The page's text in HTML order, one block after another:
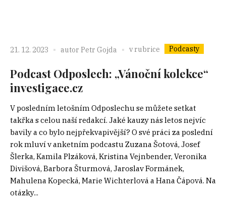
21. 12. 2023 autor Petr Gojda v rubrice Podcasty
Podcast Odposlech: „Vánoční kolekce“
investigace.cz
V posledním letošním Odposlechu se můžete setkat
takřka s celou naší redakcí. Jaké kauzy nás letos nejvíc
bavily a co bylo nejpřekvapivější? O své práci za poslední
rok mluví v anketním podcastu Zuzana Šotová, Josef
Šlerka, Kamila Plzáková, Kristina Vejnbender, Veronika
Divišová, Barbora Šturmová, Jaroslav Formánek,
Mahulena Kopecká, Marie Wichterlová a Hana Čápová. Na
otázky...